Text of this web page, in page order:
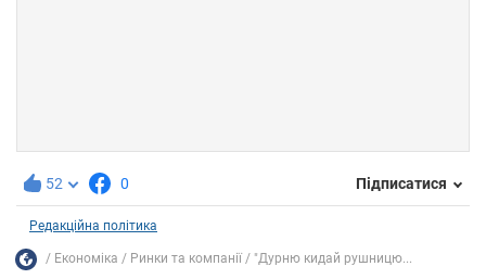
52 0 Підписатися
Редакційна політика
Економіка Ринки та компанії "Дурню кидай рушницю...